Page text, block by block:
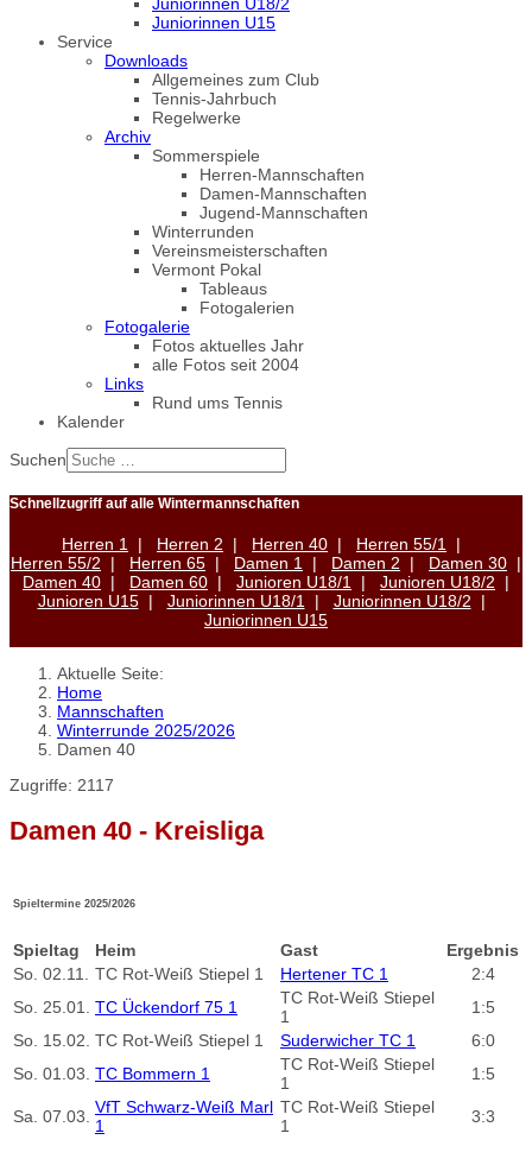
Juniorinnen U15
Service
Downloads
Allgemeines zum Club
Tennis-Jahrbuch
Regelwerke
Archiv
Sommerspiele
Herren-Mannschaften
Damen-Mannschaften
Jugend-Mannschaften
Winterrunden
Vereinsmeisterschaften
Vermont Pokal
Tableaus
Fotogalerien
Fotogalerie
Fotos aktuelles Jahr
alle Fotos seit 2004
Links
Rund ums Tennis
Kalender
Suchen
Schnellzugriff auf alle Wintermannschaften
Herren 1 | Herren 2 | Herren 40 | Herren 55/1
|
Herren 55/2 | Herren 65 | Damen 1 | Damen 2 | Damen 30 |
Damen 40 | Damen 60 | Junioren U18/1 | Junioren U18/2 |
Junioren U15| Juniorinnen U18/1 | Juniorinnen U18/2 |
Juniorinnen U15
Aktuelle Seite:
Home
Mannschaften
Winterrunde 2025/2026
Damen 40
Zugriffe: 2117
Damen 40 - Kreisliga
Spieltermine 2025/2026
Spieltag Heim Gast
Ergebnis
So. 02.11. TC Rot-Weiß Stiepel 1 Hertener TC 1
2:4
So. 25.01. TC Ückendorf 75 1
TC Rot-Weiß Stiepel
1
1:5
So. 15.02. TC Rot-Weiß Stiepel 1 Suderwicher TC 1
6:0
So. 01.03. TC Bommern 1
TC Rot-Weiß Stiepel
1
1:5
Sa. 07.03. VfT Schwarz-Weiß Marl
1
TC Rot-Weiß Stiepel
1
3:3